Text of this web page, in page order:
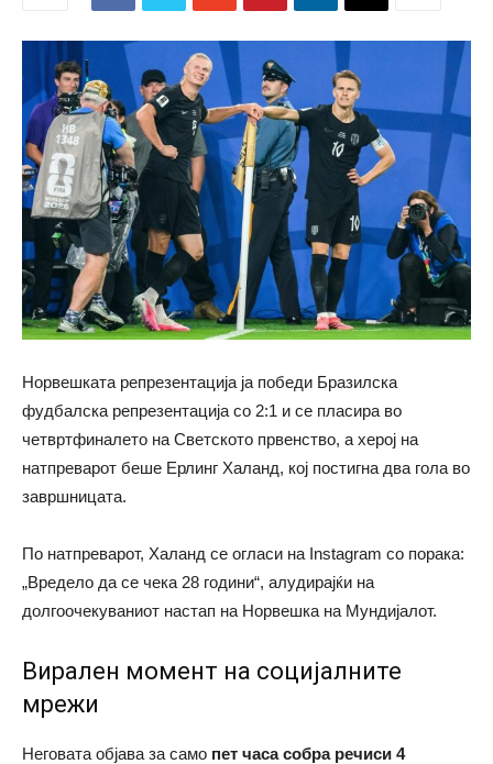
Норвешката репрезентација ја победи Бразилска
фудбалска репрезентација со 2:1 и се пласира во
четвртфиналето на Светското првенство, а херој на
натпреварот беше Ерлинг Халанд, кој постигна два гола во
завршницата.
По натпреварот, Халанд се огласи на Instagram со порака:
„Вредело да се чека 28 години“, алудирајќи на
долгоочекуваниот настап на Норвешка на Мундијалот.
Вирален момент на социјалните
мрежи
Неговата објава за само пет часа собра речиси 4